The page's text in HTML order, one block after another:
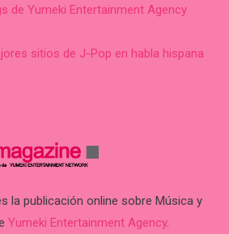
de Yumeki Entertainment Agency
sitios de J-Pop en habla hispana
la publicación online sobre Música y
Yumeki Entertainment Agency.